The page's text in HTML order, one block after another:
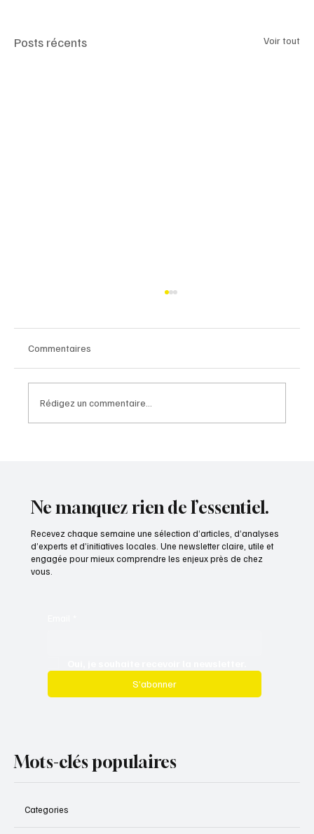
Posts récents Voir tout
Commentaires
Rédigez un commentaire...
Ne manquez rien de l’essentiel.
Recevez chaque semaine une sélection d’articles, d’analyses
d’experts et d’initiatives locales. Une newsletter claire, utile et
engagée pour mieux comprendre les enjeux près de chez
vous.
S’abonner
Mots-clés populaires
Categories